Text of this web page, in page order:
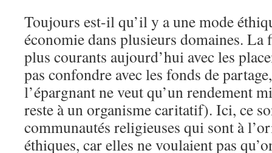
Toujours est-il qu’il y a une mode
économie dans plusieurs domaines. La
plus courants aujourd’hui avec les
pas confondre avec les fonds de
l’épargnant ne veut qu’un rendement
reste à un organisme caritatif). Ici, ce
communautés religieuses qui sont à
éthiques, car elles ne voulaient pas